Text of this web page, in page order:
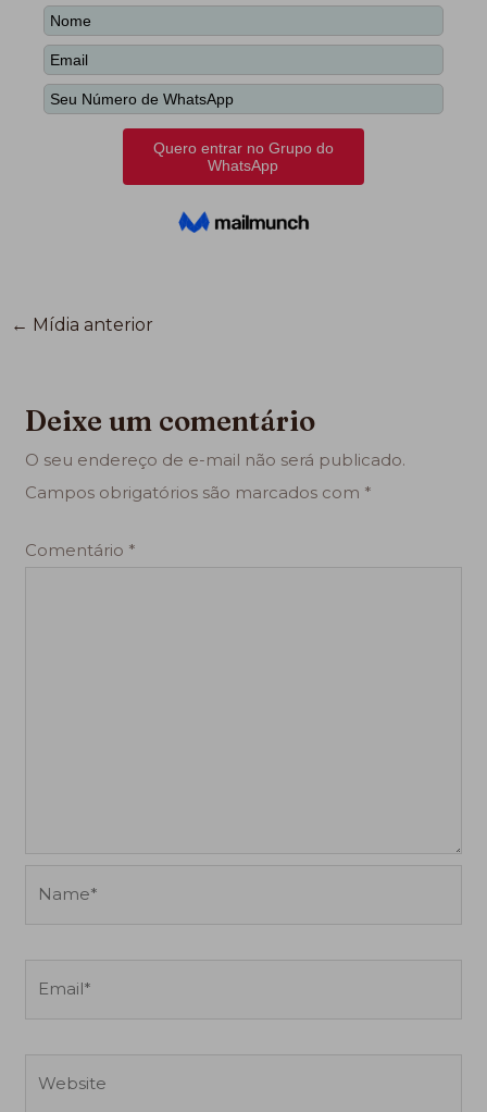
← Mídia anterior
Deixe um comentário
O seu endereço de e-mail não será publicado.
Campos obrigatórios são marcados com *
Comentário *